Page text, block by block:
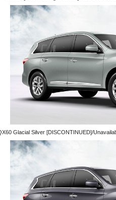
Glacial Silver [DISCONTINUED]/